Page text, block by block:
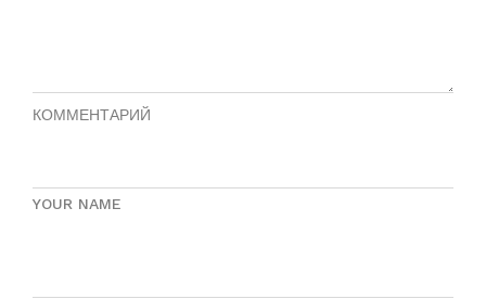
КОММЕНТАРИЙ
YOUR NAME